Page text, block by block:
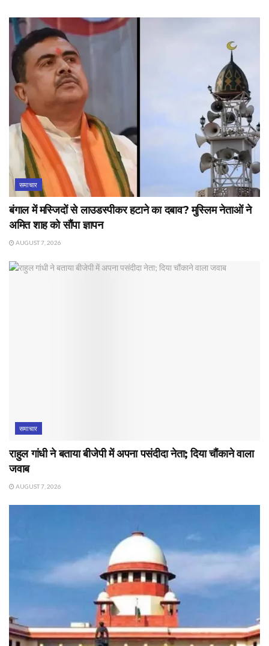
समाचार
बंगाल में मस्जिदों से लाउडस्पीकर हटाने का दबाव? मुस्लिम नेताओं ने
अमित शाह को सौंपा ज्ञापन
AUGUST 7, 2026
समाचार
राहुल गांधी ने बताया बीजेपी में अपना पसंदीदा नेता; दिया चौंकाने वाला
जवाब
AUGUST 7, 2026